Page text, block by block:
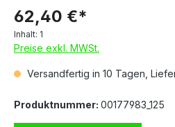
62,40 €*
Inhalt: 1
Preise exkl. MWSt.
Versandfertig in 10 Tagen,
Produktnummer: 00177983_125